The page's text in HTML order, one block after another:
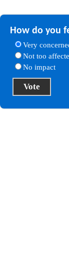
How do you
Very
Not too
No impact